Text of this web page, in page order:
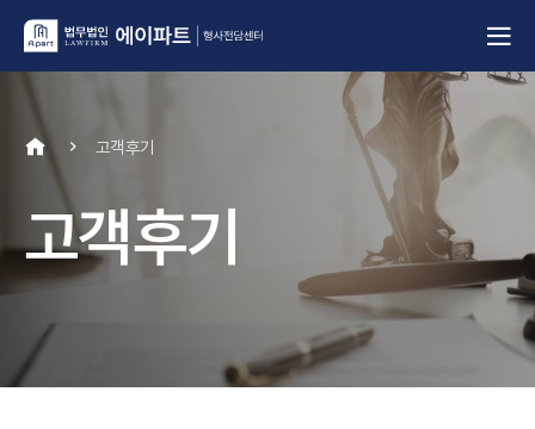
고객후기
고객후기